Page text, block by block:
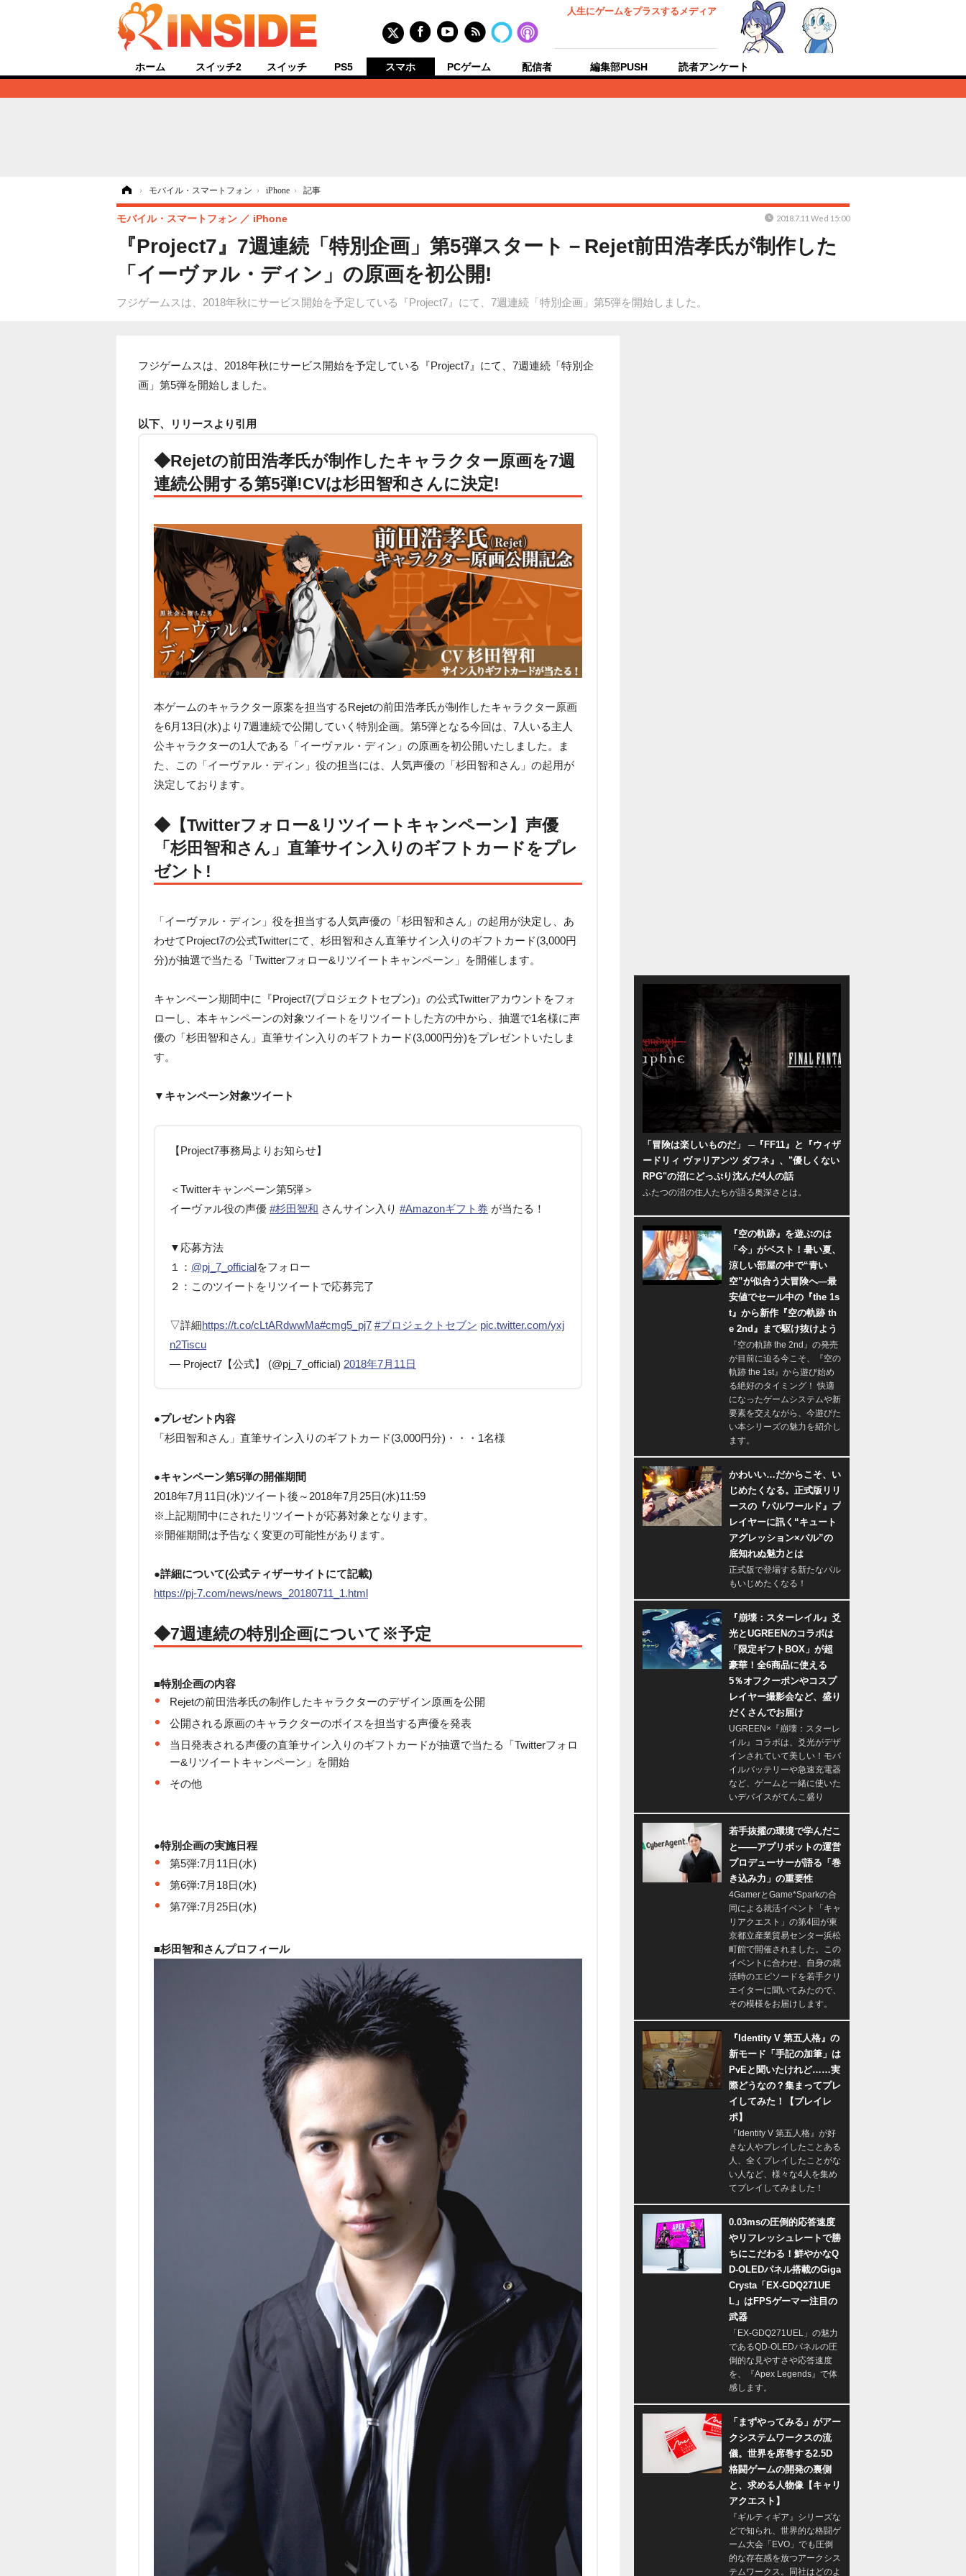
人生にゲームをプラスするメディア
ホーム スイッチ2 スイッチ PS5 スマホ PCゲーム 配信者 編集部PUSH 読者アンケート
› モバイル・スマートフォン › iPhone › 記事
『Project7』7週連続「特別企画」第5弾スタート－Rejet前田浩孝氏が制作した
「イーヴァル・ディン」の原画を初公開!
フジゲームスは、2018年秋にサービス開始を予定している『Project7』にて、7週連続「特別企画」第5弾を開始しました。
モバイル・スマートフォン iPhone 2018.7.11 Wed 15:00
フジゲームスは、2018年秋にサービス開始を予定している『Project7』にて、7週連続「特別企
画」第5弾を開始しました。
以下、リリースより引用
◆Rejetの前田浩孝氏が制作したキャラクター原画を7週
連続公開する第5弾!CVは杉田智和さんに決定!
本ゲームのキャラクター原案を担当するRejetの前田浩孝氏が制作したキャラクター原画
を6月13日(水)より7週連続で公開していく特別企画。第5弾となる今回は、7人いる主人
公キャラクターの1人である「イーヴァル・ディン」の原画を初公開いたしました。ま
た、この「イーヴァル・ディン」役の担当には、人気声優の「杉田智和さん」の起用が
決定しております。
◆【Twitterフォロー&リツイートキャンペーン】声優
「杉田智和さん」直筆サイン入りのギフトカードをプレ
ゼント!
「イーヴァル・ディン」役を担当する人気声優の「杉田智和さん」の起用が決定し、あ
わせてProject7の公式Twitterにて、杉田智和さん直筆サイン入りのギフトカード(3,000円
分)が抽選で当たる「Twitterフォロー&リツイートキャンペーン」を開催します。
キャンペーン期間中に『Project7(プロジェクトセブン)』の公式Twitterアカウントをフォ
ローし、本キャンペーンの対象ツイートをリツイートした方の中から、抽選で1名様に声
優の「杉田智和さん」直筆サイン入りのギフトカード(3,000円分)をプレゼントいたしま
す。
▼キャンペーン対象ツイート
【Project7事務局よりお知らせ】
＜Twitterキャンペーン第5弾＞
イーヴァル役の声優 #杉田智和 さんサイン入り #Amazonギフト券 が当たる！
▼応募方法
１： @pj_7_officialをフォロー
２：このツイートをリツイートで応募完了
▽詳細https://t.co/cLtARdwwMa#cmg5_pj7 #プロジェクトセブン pic.twitter.com/yxj
n2Tiscu
— Project7【公式】 (@pj_7_official) 2018年7月11日
●プレゼント内容
「杉田智和さん」直筆サイン入りのギフトカード(3,000円分)・・・1名様
●キャンペーン第5弾の開催期間
2018年7月11日(水)ツイート後～2018年7月25日(水)11:59
※上記期間中にされたリツイートが応募対象となります。
※開催期間は予告なく変更の可能性があります。
●詳細について(公式ティザーサイトにて記載)
https://pj-7.com/news/news_20180711_1.html
◆7週連続の特別企画について※予定
■特別企画の内容
Rejetの前田浩孝氏の制作したキャラクターのデザイン原画を公開
公開される原画のキャラクターのボイスを担当する声優を発表
当日発表される声優の直筆サイン入りのギフトカードが抽選で当たる「Twitterフォロ
ー&リツイートキャンペーン」を開始
その他
●特別企画の実施日程
第5弾:7月11日(水)
第6弾:7月18日(水)
第7弾:7月25日(水)
■杉田智和さんプロフィール
「冒険は楽しいものだ」 ─『FF11』と『ウィザ
ードリィ ヴァリアンツ ダフネ』、"優しくない
RPG"の沼にどっぷり沈んだ4人の話
ふたつの沼の住人たちが語る奥深さとは。
『空の軌跡』を遊ぶのは
「今」がベスト！暑い夏、
涼しい部屋の中で“青い
空”が似合う大冒険へ―最
安値でセール中の『the 1s
t』から新作『空の軌跡 th
e 2nd』まで駆け抜けよう
『空の軌跡 the 2nd』の発売
が目前に迫る今こそ、『空の
軌跡 the 1st』から遊び始め
る絶好のタイミング！ 快適
になったゲームシステムや新
要素を交えながら、今遊びた
い本シリーズの魅力を紹介し
ます。
かわいい…だからこそ、い
じめたくなる。正式版リリ
ースの『パルワールド』プ
レイヤーに訊く“キュート
アグレッション×パル”の
底知れぬ魅力とは
正式版で登場する新たなパル
もいじめたくなる！
『崩壊：スターレイル』爻
光とUGREENのコラボは
「限定ギフトBOX」が超
豪華！全6商品に使える
5％オフクーポンやコスプ
レイヤー撮影会など、盛り
だくさんでお届け
UGREEN×『崩壊：スターレ
イル』コラボは、爻光がデザ
インされていて美しい！モバ
イルバッテリーや急速充電器
など、ゲームと一緒に使いた
いデバイスがてんこ盛り
若手抜擢の環境で学んだこ
と――アプリボットの運営
プロデューサーが語る「巻
き込み力」の重要性
4GamerとGame*Sparkの合
同による就活イベント「キャ
リアクエスト」の第4回が東
京都立産業貿易センター浜松
町館で開催されました。この
イベントに合わせ、自身の就
活時のエピソードを若手クリ
エイターに聞いてみたので、
その模様をお届けします。
『Identity V 第五人格』の
新モード「手記の加筆」は
PvEと聞いたけれど……実
際どうなの？集まってプレ
イしてみた！【プレイレ
ポ】
『Identity V 第五人格』が好
きな人やプレイしたことある
人、全くプレイしたことがな
い人など、様々な4人を集め
てプレイしてみました！
0.03msの圧倒的応答速度
やリフレッシュレートで勝
ちにこだわる！鮮やかなQ
D-OLEDパネル搭載のGiga
Crysta「EX-GDQ271UE
L」はFPSゲーマー注目の
武器
「EX-GDQ271UEL」の魅力
であるQD-OLEDパネルの圧
倒的な見やすさや応答速度
を、『Apex Legends』で体
感します。
「まずやってみる」がアー
クシステムワークスの流
儀。世界を席巻する2.5D
格闘ゲームの開発の裏側
と、求める人物像【キャリ
アクエスト】
『ギルティギア』シリーズな
どで知られ、世界的な格闘ゲ
ーム大会「EVO」でも圧倒
的な存在感を放つアークシス
テムワークス。同社はどのよ